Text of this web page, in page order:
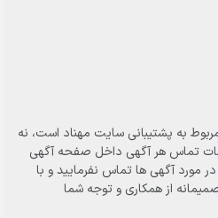
به پشتیبانی سایت مهناد است، نه
تماس هر آگهی داخل صفحه آگهی
مورد آگهی ها تماس نفرمایید و با
از همکاری و توجه شما